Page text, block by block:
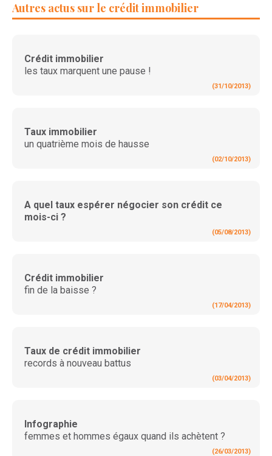
Autres actus sur le crédit immobilier
Crédit immobilier
les taux marquent une pause !
(31/10/2013)
Taux immobilier
un quatrième mois de hausse
(02/10/2013)
A quel taux espérer négocier son crédit ce
mois-ci ?
(05/08/2013)
Crédit immobilier
fin de la baisse ?
(17/04/2013)
Taux de crédit immobilier
records à nouveau battus
(03/04/2013)
Infographie
femmes et hommes égaux quand ils achètent ?
(26/03/2013)